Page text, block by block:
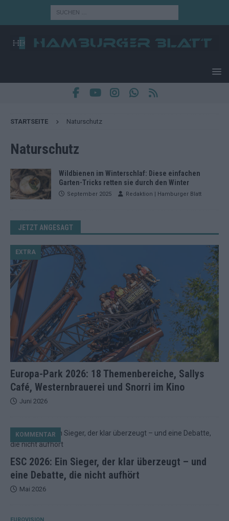
STARTSEITE Naturschutz
Naturschutz
Wildbienen im Winterschlaf: Diese einfachen
Garten-Tricks retten sie durch den Winter
September 2025 Redaktion | Hamburger Blatt
JETZT ANGESAGT
Europa-Park 2026: 18 Themenbereiche, Sallys
Café, Westernbrauerei und Snorri im Kino
EXTRA
Juni 2026
ESC 2026: Ein Sieger, der klar überzeugt – und
eine Debatte, die nicht aufhört
KOMMENTAR
Mai 2026